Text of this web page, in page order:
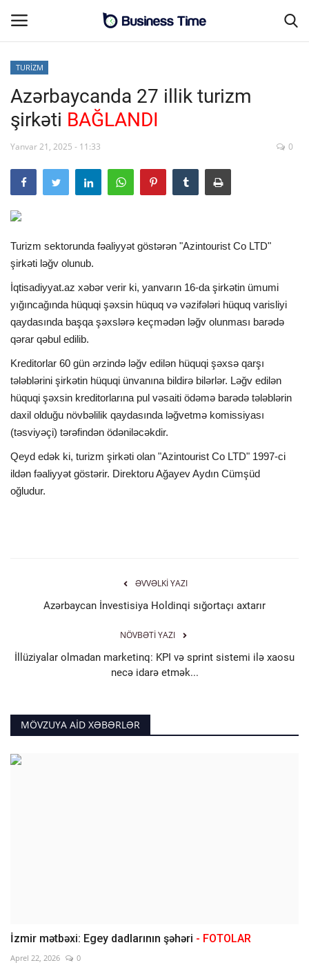
Əsas səhifə
Əlaqə
SƏNAYE-İNFRASTRUKTUR
ENERGETİKA
SİYASƏT
İDMAN
FORMULA 1
DÜNYA
Multimedia
TURİZM
Azərbaycanda 27 illik turizm
şirkəti BAĞLANDI
Yanvar 21, 2025 - 11:33 0
Turizm sektorunda fəaliyyət göstərən "Azintourist Co LTD"
şirkəti ləğv olunub.
İqtisadiyyat.az xəbər verir ki, yanvarın 16-da şirkətin ümumi
yığıncağında hüquqi şəxsin hüquq və vəzifələri hüquq varisliyi
qaydasında başqa şəxslərə keçmədən ləğv olunması barədə
qərar qəbul edilib.
Kreditorlar 60 gün ərzində ləğv edilən hüquqi şəxsə qarşı
tələblərini şirkətin hüquqi ünvanına bildirə bilərlər. Ləğv edilən
hüquqi şəxsin kreditorlarına pul vəsaiti ödəmə barədə tələblərin
daxil olduğu növbəlilik qaydasında ləğvetmə komissiyası
(təsviyəçi) tərəfindən ödəniləcəkdir.
Qeyd edək ki, turizm şirkəti olan "Azintourist Co LTD" 1997-ci
ildən fəaliyyət göstərir. Direktoru Ağayev Aydın Cümşüd
oğludur.
ƏVVƏLKI YAZI
Azərbaycan İnvestisiya Holdinqi sığortaçı axtarır
NÖVBƏTI YAZI
İllüziyalar olmadan marketinq: KPI və sprint sistemi ilə xaosu
necə idarə etmək...
MÖVZUYA AID XƏBƏRLƏR
İzmir mətbəxi: Egey dadlarının şəhəri - FOTOLAR
Aprel 22, 2026 0